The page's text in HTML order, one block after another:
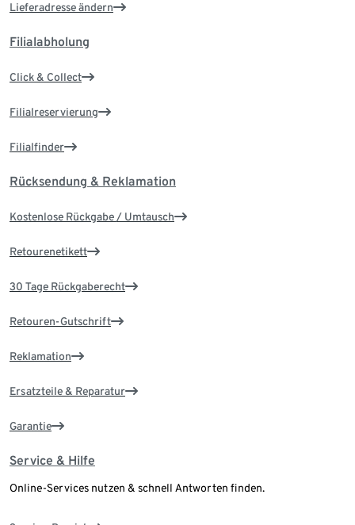
Lieferadresse ändern
Filialabholung
Click & Collect
Filialreservierung
Filialfinder
Rücksendung & Reklamation
Kostenlose Rückgabe / Umtausch
Retourenetikett
30 Tage Rückgaberecht
Retouren-Gutschrift
Reklamation
Ersatzteile & Reparatur
Garantie
Service & Hilfe
Online-Services nutzen & schnell Antworten finden.